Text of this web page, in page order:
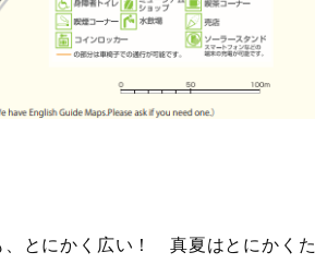
、とにかく広い！ 真夏はとにかくた